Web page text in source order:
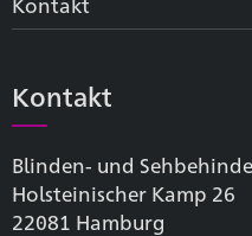
Kontakt
Blinden- und
Holsteinischer Kamp 26
22081 Hamburg